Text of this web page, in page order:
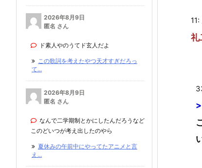
11:
礼
2026年8月9日
匿名 さん
ド素人やのうてド玄人だよ
この歌詞を考えたやつ天才すぎだろっ
て...
2026年8月9日
匿名 さん
なんで二学期制とかにしたんだろうなど
このどいつが考え出したのやら
夏休みの午前中にやってたアニメと言
え...